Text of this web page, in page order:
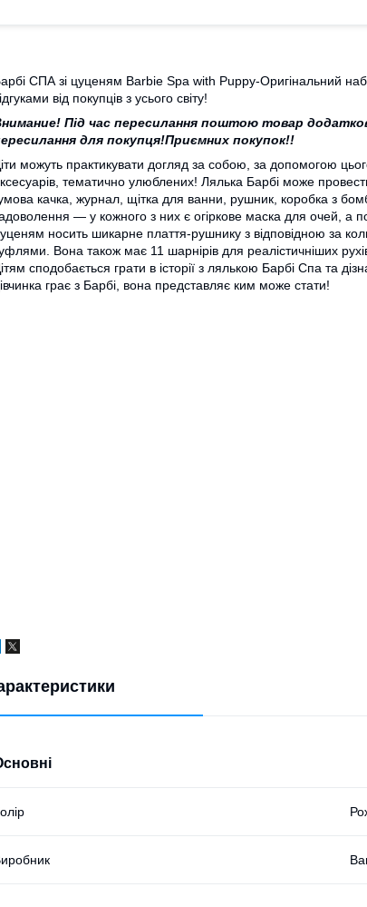
СПА зі цуценям Barbie Spa with Puppy-Оригінальний
від покупців з усього світу!
Під час пересилання поштою товар
для покупця!Приємних покупок!!
можуть практикувати догляд за собою, за допомогою
тематично улюблених! Лялька Барбі може
качка, журнал, щітка для ванни, рушник, коробка з
— у кожного з них є огіркове маска для очей, а
носить шикарне плаття-рушнику з відповідною за
Вона також має 11 шарнірів для реалістичніших
сподобається грати в історії з лялькою Барбі Спа та
грає з Барбі, вона представляє ким може стати!